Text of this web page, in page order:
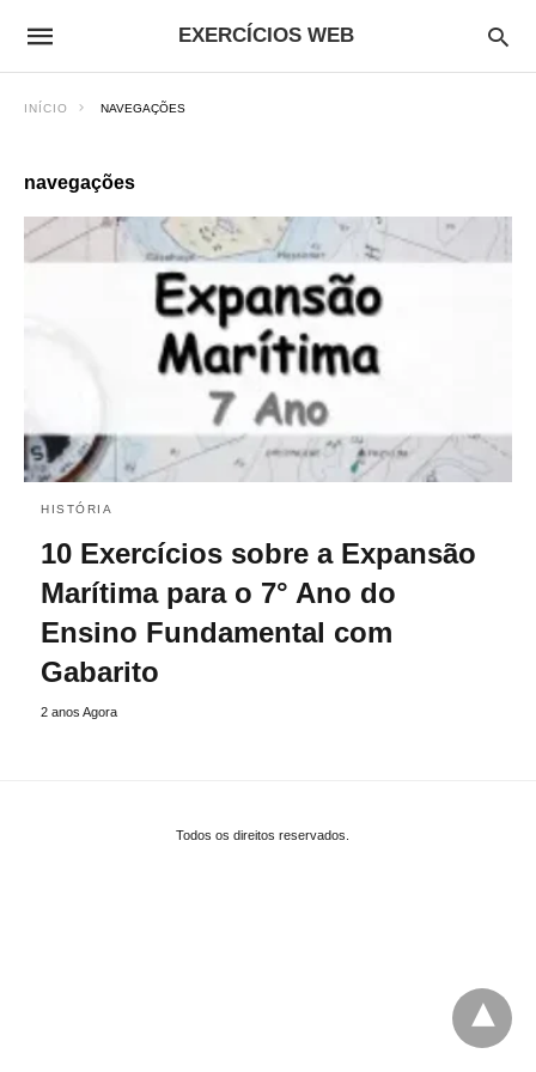
EXERCÍCIOS WEB
INÍCIO NAVEGAÇÕES
navegações
HISTÓRIA
10 Exercícios sobre a Expansão
Marítima para o 7° Ano do
Ensino Fundamental com
Gabarito
2 anos Agora
Todos os direitos reservados.